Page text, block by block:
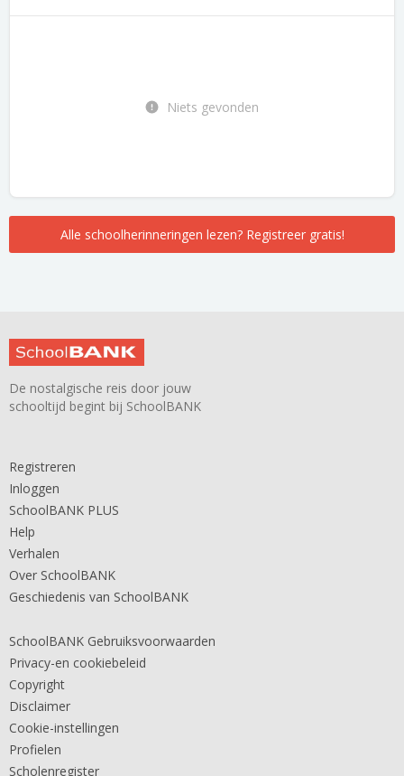
Niets gevonden
Alle schoolherinneringen lezen? Registreer gratis!
De nostalgische reis door jouw
schooltijd begint bij SchoolBANK
Registreren
Inloggen
SchoolBANK PLUS
Help
Verhalen
Over SchoolBANK
Geschiedenis van SchoolBANK
SchoolBANK Gebruiksvoorwaarden
Privacy-en cookiebeleid
Copyright
Disclaimer
Cookie-instellingen
Profielen
Scholenregister